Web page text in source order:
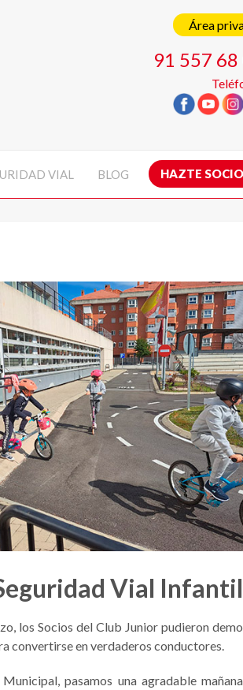
Área
91 557 68
VIAL BLOG HAZTE SOCIO
Vial Infantil
los Socios del Club Junior pudieron
convertirse en verdaderos
pasamos una agradable